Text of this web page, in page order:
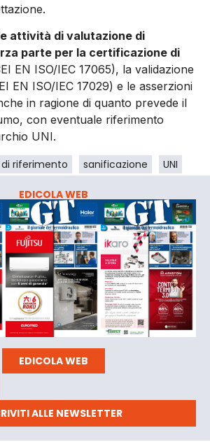
attività di valutazione di
parte per la certificazione di
EN ISO/IEC 17065), la validazione
EN ISO/IEC 17029) e le asserzioni
in ragione di quanto prevede il
con eventuale riferimento
UNI.
di riferimento sanificazione UNI
EDICOLA WEB
EDICOLA WEB
ALLE NEWSLETTER